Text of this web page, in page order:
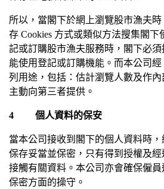
所以，當閣下於網上瀏覽股市漁夫
存 Cookies 方式或類似方法搜集閣下
記或訂購股市漁夫服務時，閣下必須
能使用登記或訂購機能。而本公司經
列用途，包括：估計瀏覽人數及作
主動向第三者提供。
4 個人資料的保安
當本公司接收到閣下的個人資料時
保存妥當並保密，只有得到授權及
接觸有關資料。本公司亦會確保僱
保密方面的操守。